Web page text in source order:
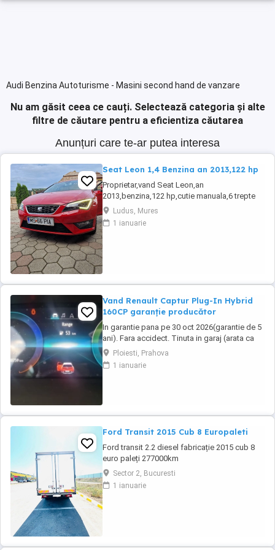
Audi Benzina Autoturisme - Masini second hand de vanzare
Nu am găsit ceea ce cauți. Selectează categoria și alte
filtre de căutare pentru a eficientiza căutarea
Anunțuri care te-ar putea interesa
Seat Leon 1,4 Benzina an 2013,122 hp
Proprietar,vand Seat Leon,an
2013,benzina,122 hp,cutie manuala,6 trepte
de viteza,alcantara,navigatie,stare perfecta
tehnic si estetic,revizii anuale la nax 6000
km,fiind a doua masina in familie,distributie
Ludus, Mures
1 ianuarie
Vand Renault Captur Plug-In Hybrid
160CP garanție producător
In garantie pana pe 30 oct 2026(garantie de 5
ani). Fara accidect. Tinuta in garaj (arata ca
noua, nu are zgarieturi). Folosita doar la
naveta(30km zilnic). Nu are urme de uzura,
placutele si discurile nu sunt deloc uzate
Ploiesti, Prahova
1 ianuarie
Ford Transit 2015 Cub 8 Europaleti
Ford transit 2.2 diesel fabricație 2015 cub 8
euro paleți 277000km
Sector 2, Bucuresti
1 ianuarie